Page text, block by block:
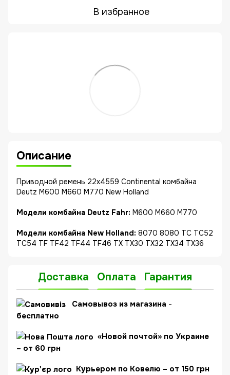
В избранное
Описание
Приводной ремень 22x4559 Continental комбайна
Deutz M600 M660 M770 New Holland
Модели комбайна Deutz Fahr: M600 M660 M770
Модели комбайна New Holland: 8070 8080 TC TC52
TC54 TF TF42 TF44 TF46 TX TX30 TX32 TX34 TX36
Доставка Оплата Гарантия
Cамовывоз из магазина -
бесплатно
«Новой почтой» по Украине
– от 60 грн
Курьером по Ковелю – от 150 грн